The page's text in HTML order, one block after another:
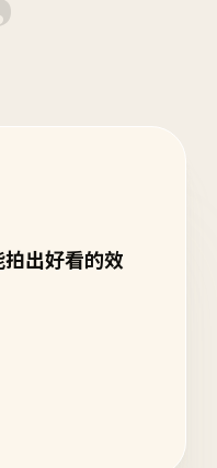
出好看的效